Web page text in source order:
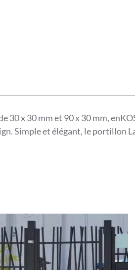
x 30 mm et 90 x 30 mm,
Simple et élégant, le portillon